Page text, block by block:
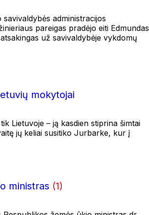
administracijos
pareigas pradėjo eiti Edmundas
už savivaldybėje vykdomų
mokytojai
Lietuvoje – ją kasdien stiprina šimtai
jų keliai susitiko Jurbarke, kur į
ministras (1)